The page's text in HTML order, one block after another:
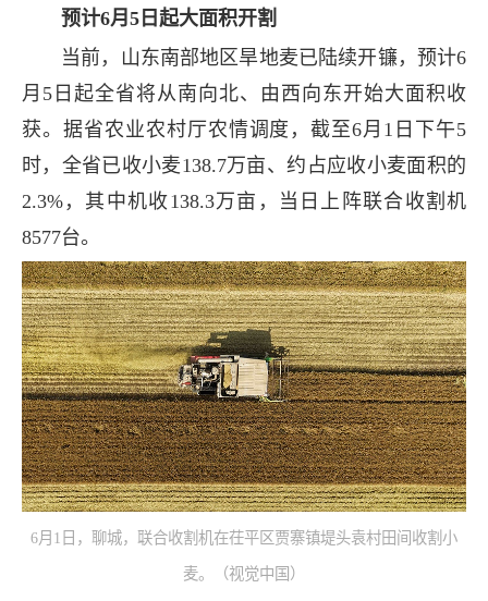
预计6月5日起大面积开割
当前，山东南部地区旱地麦已陆续开镰，预计6
月5日起全省将从南向北、由西向东开始大面积收
获。据省农业农村厅农情调度，截至6月1日下午5
时，全省已收小麦138.7万亩、约占应收小麦面积的
2.3%，其中机收138.3万亩，当日上阵联合收割机
8577台。
6月1日，聊城，联合收割机在茌平区贾寨镇堤头袁村田间收割小
麦。（视觉中国）